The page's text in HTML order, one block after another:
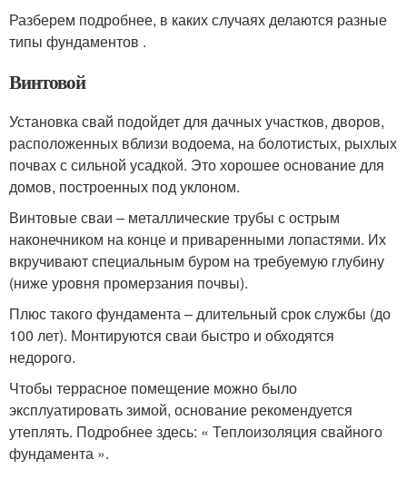
Разберем подробнее, в каких случаях делаются разные
типы фундаментов .
Винтовой
Установка свай подойдет для дачных участков, дворов,
расположенных вблизи водоема, на болотистых, рыхлых
почвах с сильной усадкой. Это хорошее основание для
домов, построенных под уклоном.
Винтовые сваи – металлические трубы с острым
наконечником на конце и приваренными лопастями. Их
вкручивают специальным буром на требуемую глубину
(ниже уровня промерзания почвы).
Плюс такого фундамента – длительный срок службы (до
100 лет). Монтируются сваи быстро и обходятся
недорого.
Чтобы террасное помещение можно было
эксплуатировать зимой, основание рекомендуется
утеплять. Подробнее здесь: « Теплоизоляция свайного
фундамента ».